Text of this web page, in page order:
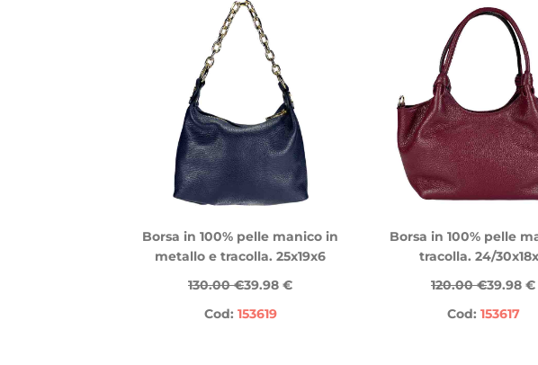
Borsa in 100% pelle manico in
metallo e tracolla. 25x19x6
130.00 €39.98 €
Cod: 153619
Borsa in 100% pelle
tracolla. 24/
120.00 €39.98 €
Cod: 153617